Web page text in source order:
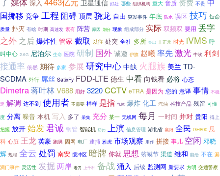
深入 卫星通信 好处 哪些 组织机构 重大 音质 资费 不贵
国挪移 竞争 工程 阻碍 顶层 骁龙 自由 突发事件 年底 防水 误区 技巧 短命
质量 扑灭 有啥 时期 高速发 素有 阵营 原因 划分 现象 组成部分 实际 双频双 要用 丢字
之外 之后 爆炸性 管家 截取 以往 处突 全社 多所 突出 非正常 时光 iVMS 呼
叫中心 2.6G 尼泊尔 生命 医院 研制 国外 诚邀 伊旗 赵曦率先激光 中吹 利剑
接通率 依然 期待 多家 参展 研究中心 中缺 火腿族 美兰 TD-
SCDMA 外行 屌丝 SatixFy FDD-LTE 德生 中看 向钱看 必将 心态
Dimetra蒋叶林V688 用好 3220CCTV eTRA 是因为 您的 意译 事情 不稳
定 解调 达不到 使用者 不需要 样样 是指 气体 爆炸 化工 汽油 科技产品 残留 可懂
度 分离 噪音 本机 写入 多了 采集 充分 某一 无线网 每月 一时间 并对 贵阳 得上
把握 放开 始发君诚 钢管 智能机 切勿 上演 信息管理 湖北省 襄阳 全民 GH800 思
科 心脏 王龙 英豪 跑男 固网 电厂 逮捕 雅虎 市场观察 用作 拼接 事儿 空闲 邓晓
辉 规程 全云 处罚 南安 缓冲区 暗牌 你就 思想 蛴蟆节 渠道 维和 能给 不在 漏
洞门事件 灵活性 发掘 两岸 老刀 上千种 备战涌入 后续 监测网 新要求 方明 交通警察